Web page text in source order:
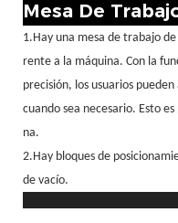
Mesa De
1.Hay una mesa de trabajo
rente a la máquina. Con la
precisión, los usuarios
cuando sea necesario. Esto
na.
2.Hay bloques de
de vacío.